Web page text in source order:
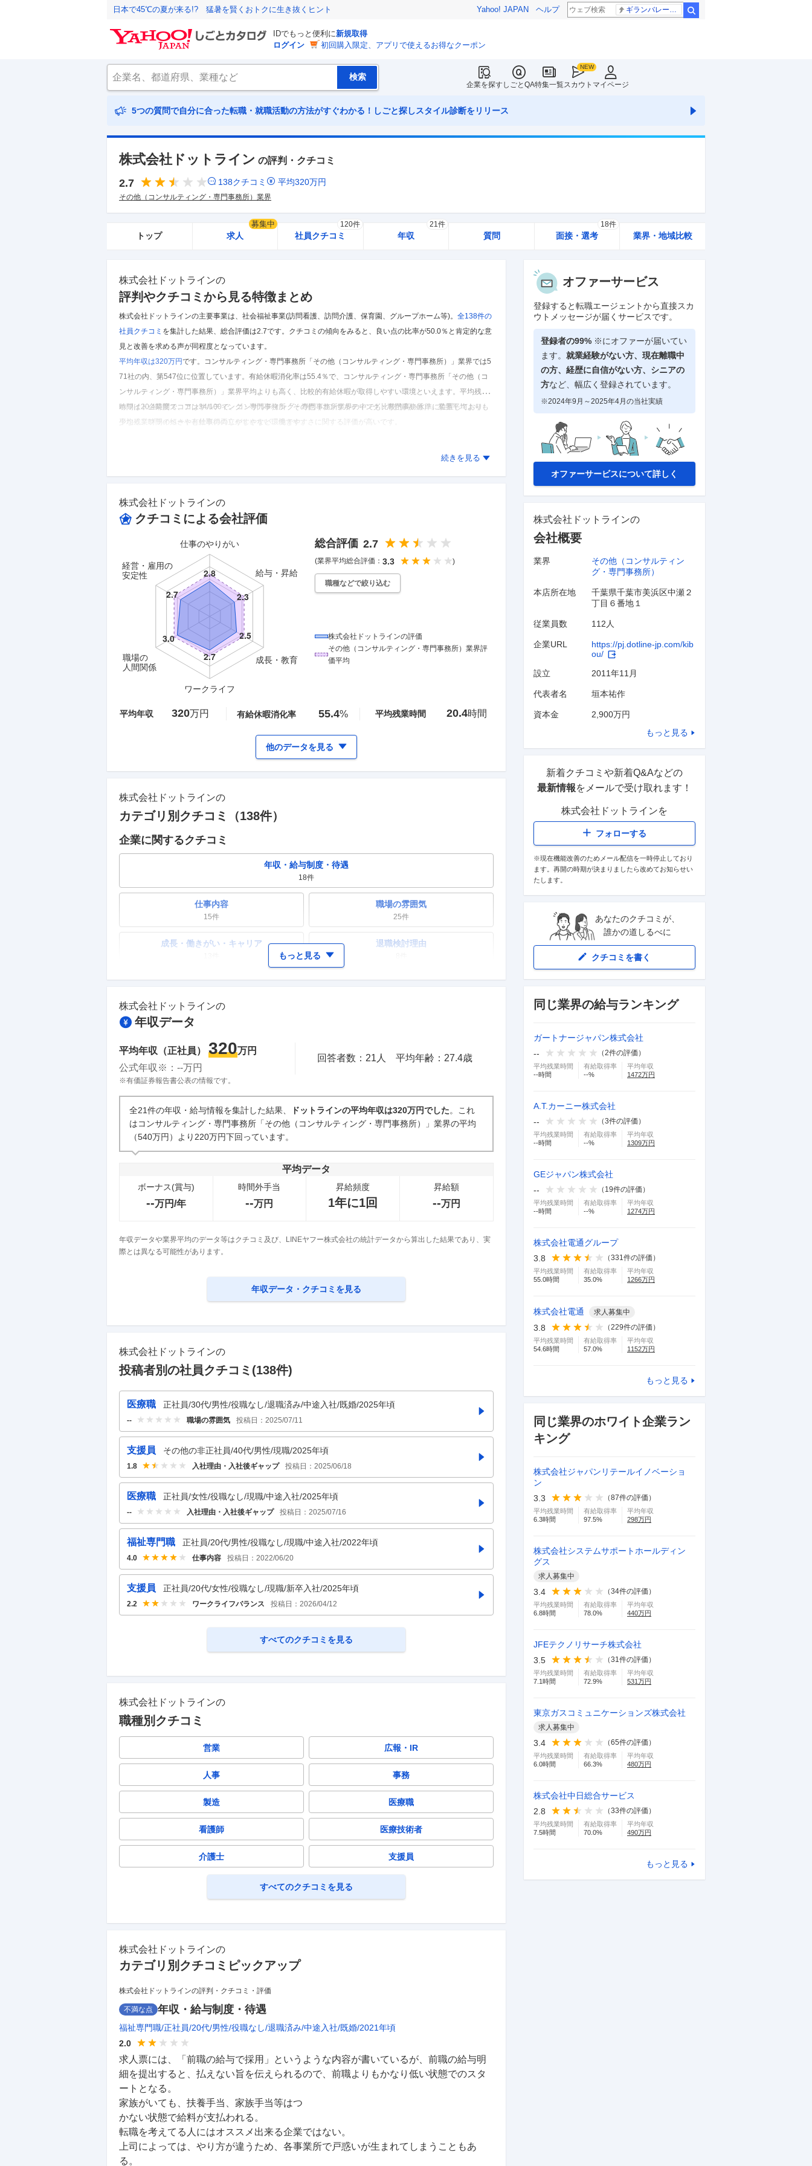
日本で45℃の夏が来る!? 猛暑を賢くおトクに生き抜くヒント Yahoo! JAPAN ヘルプ
IDでもっと便利に新規取得
ログイン
初回購入限定、アプリで使えるお得なクーポン
企業を探すしごとQA特集一覧スカウト マイページ
5つの質問で自分に合った転職・就職活動の方法がすぐわかる！しごと探しスタイル診断をリリース
株式会社ドットライン の評判・クチコミ
2.7 138クチコミ 平均320万円
その他（コンサルティング・専門事務所）業界
トップ 求人
募集中
社員クチコミ
120件
年収
21件
質問 面接・選考
18件
業界・地域比較
株式会社ドットラインの
評判やクチコミから見る特徴まとめ
株式会社ドットラインの主要事業は、社会福祉事業(訪問看護、訪問介護、保育園、グループホーム等)。 全138件の
社員クチコミ を集計した結果、 総合評価は2.7です。 クチコミの傾向をみると、良い点の比率が50.0％と肯定的な意
見と改善を求める声が同程度となっています。
平均年収は320万円です。
コンサルティング・専門事務所「その他（コンサルティング・専門事務所）」業界では5
71社の内、第547位に位置しています。 有給休暇消化率は55.4％で、コンサルティング・専門事務所「その他（コ
ンサルティング・専門事務所）」業界平均よりも高く、比較的有給休暇が取得しやすい環境といえます。 平均残業
時間は20.4時間で、コンサルティング・専門事務所「その他（コンサルティング・専門事務所）」業界平均よりも
少なく、プライベートと仕事の両立がしやすい環境です。
ホワイト企業度スコアは34/100で、コンサルティング・専門事務所業界の中でも比較的高い水準に位置しており、
平均残業時間の短さや有給取得のしやすさなど、働きやすさに関する評価が高いです。
続きを見る
株式会社ドットラインの
クチコミによる会社評価
総合評価 2.7
(業界平均総合評価： 3.3 )
職種などで絞り込む
仕事のやりがい
給与・昇給
成長・教育
ワークライフ
職場の
人間関係
経営・雇用の
安定性
株式会社ドットラインの評価
その他（コンサルティング・専門事務所） 業界評
価平均
平均年収 320万円 有給休暇消化率 55.4% 平均残業時間 20.4時間
他のデータを見る
株式会社ドットラインの
カテゴリ別クチコミ（138件）
企業に関するクチコミ
年収・給与制度・待遇
18件
仕事内容
15件
職場の雰囲気
25件
成長・働きがい・キャリア 退職検討理由
ワークライフバランス 女性の活躍・働きやすさ
人事・評価制度 入社理由・入社後ギャップ
企業の選考に関するクチコミ
中途採用面接・選考
10件
新卒採用面接・選考
もっと見る
株式会社ドットラインの
年収データ
平均年収（正社員） 320万円
公式年収※： --万円
回答者数： 21 人 平均年齢： 27.4歳
※有価証券報告書公表の情報です。
全21件の年収・給与情報を集計した結果、 ドットラインの平均年収は320万円でした。これ
はコンサルティング・専門事務所「その他（コンサルティング・専門事務所）」業界の平均
（540万円）より220万円下回っています。
平均データ
ボーナス(賞与)
--万円/年
時間外手当
--万円
昇給頻度
1年に1回
昇給額
--万円
年収データや業界平均のデータ等はクチコミ及び、LINEヤフー株式会社の統計データから算出した結果であり、実
際とは異なる可能性があります。
年収データ・クチコミを見る
株式会社ドットラインの
投稿者別の社員クチコミ(138件)
医療職 正社員/30代/男性/役職なし/退職済み/中途入社/既婚/2025年頃
-- 職場の雰囲気 投稿日： 2025/07/11
支援員 その他の非正社員/40代/男性/現職/2025年頃
1.8 入社理由・入社後ギャップ 投稿日： 2025/06/18
医療職 正社員/女性/役職なし/現職/中途入社/2025年頃
-- 入社理由・入社後ギャップ 投稿日： 2025/07/16
福祉専門職 正社員/20代/男性/役職なし/現職/中途入社/2022年頃
4.0 仕事内容 投稿日： 2022/06/20
支援員 正社員/20代/女性/役職なし/現職/新卒入社/2025年頃
2.2 ワークライフバランス 投稿日： 2026/04/12
すべてのクチコミを見る
株式会社ドットラインの
職種別クチコミ
営業 広報・IR
人事 事務
製造 医療職
看護師 医療技術者
介護士 支援員
すべてのクチコミを見る
株式会社ドットラインの
カテゴリ別クチコミピックアップ
株式会社ドットラインの評判・クチコミ・評価
不満な点 年収・給与制度・待遇
福祉専門職 正社員 20代 男性 役職なし 退職済み 中途入社 既婚 2021年頃
2.0
求人票には、「前職の給与で採用」というような内容が書いているが、前職の給与明
細を提出すると、払えない旨を伝えられるので、前職よりもかなり低い状態でのスタ
ートとなる。
家族がいても、扶養手当、家族手当等はつ
かない状態で給料が支払われる。
転職を考えてる人にはオススメ出来る企業ではない。
上司によっては、やり方が違うため、各事業所で戸惑いが生まれてしまうこともあ
る。
オファーサービス
登録すると転職エージェントから直接スカ
ウトメッセージが届くサービスです。
登録者の99% ※にオファーが届いてい
ます。 就業経験がない方、現在離職中
の方、 経歴に自信がない方、シニアの
方など、幅広く登録されています。
※2024年9月～2025年4月の当社実績
オファーサービスについて詳しく
株式会社ドットラインの
会社概要
業界
その他（コンサルティン
グ・専門事務所）
本店所在地
千葉県千葉市美浜区中瀬２
丁目６番地１
従業員数 112人
企業URL
https://pj.dotline-jp.com/kib
ou/
設立 2011年11月
代表者名 垣本祐作
資本金
2,900万円
もっと見る
新着クチコミや新着Q&Aなどの
最新情報をメールで受け取れます！
株式会社ドットラインを
フォローする
※現在機能改善のためメール配信を一時停止しており
ます。再開の時期が決まりましたら改めてお知らせい
たします。
あなたのクチコミが、
誰かの道しるべに
クチコミを書く
同じ業界の給与ランキング
ガートナージャパン株式会社
--
（2件の評価）
平均残業時間
--時間
有給取得率
--%
平均年収
1472万円
A.T.カーニー株式会社
--
（3件の評価）
平均残業時間
--時間
有給取得率
--%
平均年収
1309万円
GEジャパン株式会社
--
（ 19件の評価）
平均残業時間
--時間
有給取得率
--%
平均年収
1274万円
株式会社電通グループ
3.8
（331件の評価）
平均残業時間
55.0時間
有給取得率
35.0%
平均年収
1266万円
株式会社電通 求人募集中
3.8 （229件の評価）
平均残業時間
54.6時間
有給取得率
57.0%
平均年収
1152万円
もっと見る
同じ業界のホワイト企業ラン
キング
株式会社ジャパンリテールイノベーショ
ン
3.3
（87件の評価）
平均残業時間
6.3時間
有給取得率
97.5%
平均年収
298万円
株式会社システムサポートホールディン
グス
求人募集中
3.4 （34件の評価）
平均残業時間
6.8時間
有給取得率
78.0%
平均年収
440万円
JFEテクノリサーチ株式会社
3.5
（31件の評価）
平均残業時間
7.1 時間
有給取得率
72.9%
平均年収
531 万円
東京ガスコミュニケーションズ株式会社
求人募集中
3.4 （65件の評価）
平均残業時間
6.0時間
有給取得率
66.3%
平均年収
480万円
株式会社中日総合サービス
2.8
（33件の評価）
平均残業時間
7.5時間
有給取得率
70.0%
平均年収
490万円
もっと見る